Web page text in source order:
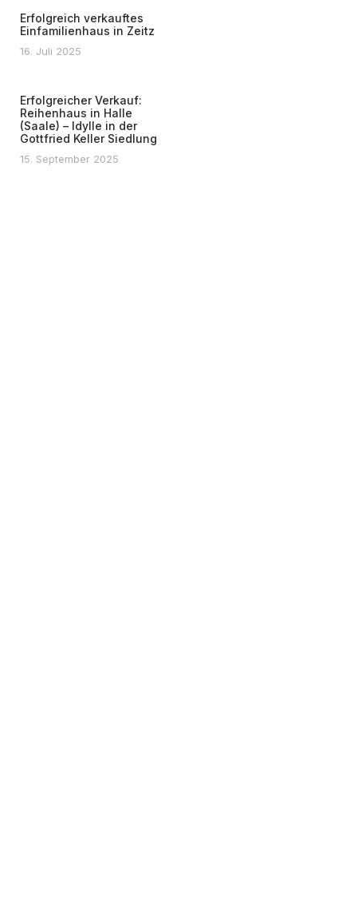
Erfolgreich verkauftes
Einfamilienhaus in Zeitz
16. Juli 2025
Erfolgreicher Verkauf:
Reihenhaus in Halle
(Saale) – Idylle in der
Gottfried Keller Siedlung
15. September 2025